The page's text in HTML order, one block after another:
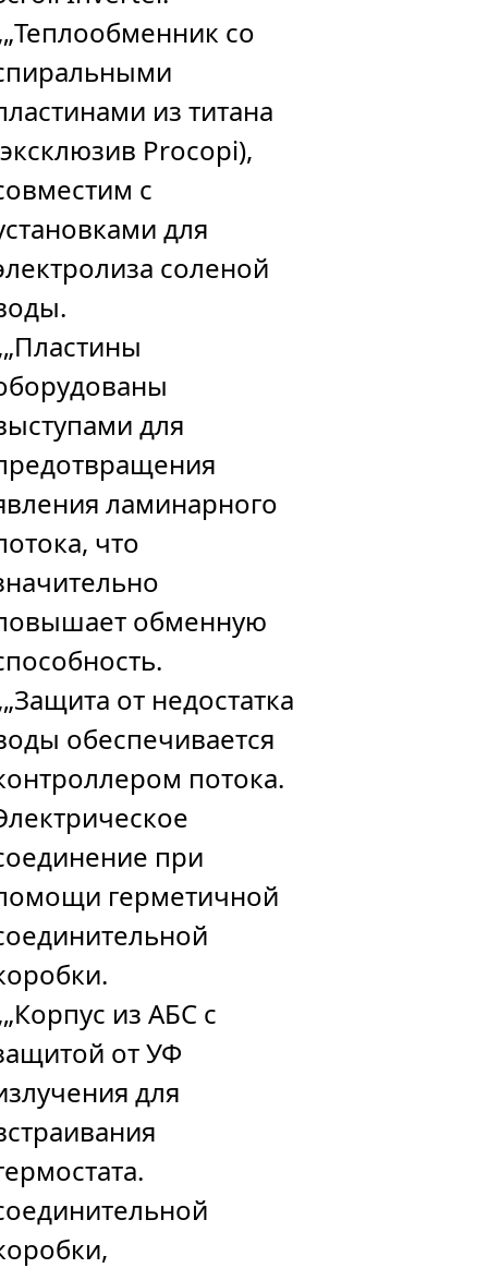
со
из титана
Procopi),
с
для
соленой
для
ламинарного
что
обменную
от недостатка
обеспечивается
потока.
при
герметичной
из АБС с
от УФ
для